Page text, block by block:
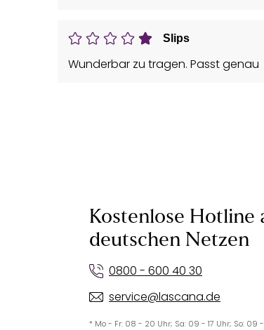
Slips
Wunderbar zu tragen. Passt genau
Kostenlose Hotline
deutschen Netzen
0800 - 600 40 30
service@lascana.de
* Mo - Fr: 08 - 20 Uhr; Sa: 09 - 17 Uhr; So: 09 -